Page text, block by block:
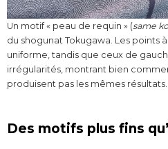
Un motif « peau de requin » (same
du shogunat Tokugawa. Les points
uniforme, tandis que ceux de
irrégularités, montrant bien
produisent pas les mêmes
Des motifs plus fins